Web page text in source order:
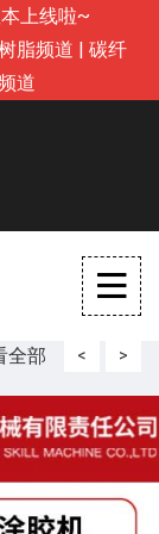
上线啦~
脂频道 | 碳纤
道
全部 < >